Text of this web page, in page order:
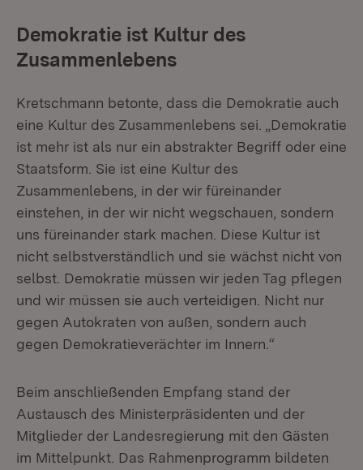
Demokratie ist Kultur des
Zusammenlebens
Kretschmann betonte, dass die Demokratie auch
eine Kultur des Zusammenlebens sei. „Demokratie
ist mehr ist als nur ein abstrakter Begriff oder eine
Staatsform. Sie ist eine Kultur des
Zusammenlebens, in der wir füreinander
einstehen, in der wir nicht wegschauen, sondern
uns füreinander stark machen. Diese Kultur ist
nicht selbstverständlich und sie wächst nicht von
selbst. Demokratie müssen wir jeden Tag pflegen
und wir müssen sie auch verteidigen. Nicht nur
gegen Autokraten von außen, sondern auch
gegen Demokratieverächter im Innern.“
Beim anschließenden Empfang stand der
Austausch des Ministerpräsidenten und der
Mitglieder der Landesregierung mit den Gästen
im Mittelpunkt. Das Rahmenprogramm bildeten